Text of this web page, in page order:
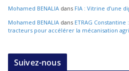
Mohamed BENALIA dans FIA : Vitrine d’une
Mohamed BENALIA dans ETRAG
tracteurs pour accélérer la mécanisation
Suivez-nous